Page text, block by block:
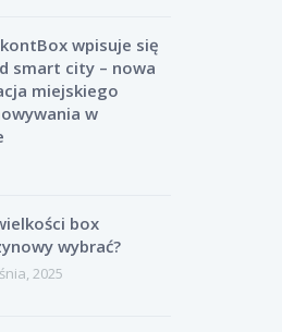
wpisuje się
smart city – nowa
miejskiego
w
box
wybrać?
2025